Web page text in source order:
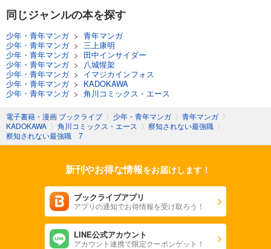
同じジャンルの本を探す
少年・青年マンガ> 青年マンガ
少年・青年マンガ> 三上康明
少年・青年マンガ> 田中インサイダー
少年・青年マンガ>
八城惺架
少年・青年マンガ> イマジカインフォス
少年・青年マンガ> KADOKAWA
少年・青年マンガ> 角川コミックス・エース
電子書籍・漫画 ブックライブ 〉 少年・青年マンガ 〉 青年マンガ 〉
KADOKAWA 〉 角川コミックス・エース 〉 察知されない最強職 〉
察知されない最強職 7
新刊やお得な情報をお届けします！
ブックライブアプリ
アプリの通知でお得情報を受け取ろう！
LINE公式アカウント
アカウント連携で限定クーポンゲット！